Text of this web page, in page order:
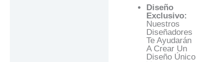
Diseño
Exclusivo:
Nuestros
Diseñadores
Te Ayudarán
A Crear Un
Diseño Único